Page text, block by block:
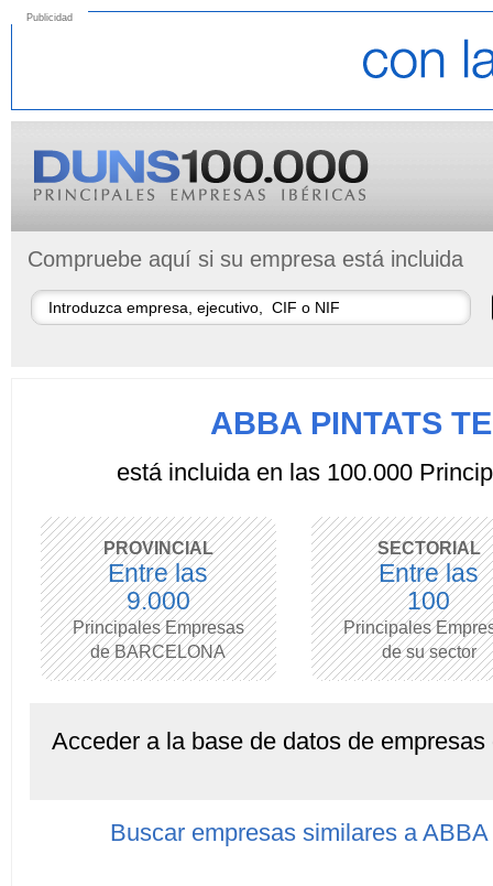
Publicidad
Compruebe aquí si su empresa está incluida
ABBA PINTATS
está incluida en las 100.000
PROVINCIAL
Entre las
9.000
Principales Empresas
de BARCELONA
SECTORIAL
Entre las
100
Principales
de su sector
Acceder a la base de datos de
Buscar empresas similares a